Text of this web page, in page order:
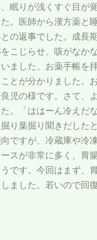
眠りが浅くすぐ目が
。医師から漢方薬と
の返事でした。成長
こじらせ、咳がなか
ました。お薬手帳を
とが分かりました。
児の様です。さて、
。「ははーん冷えだ
り葉掘り聞きだした
ですが、冷蔵庫や冷
スが非常に多く、胃
です。今回はまず、
ました。若いので回